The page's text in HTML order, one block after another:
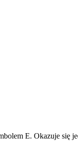
E. Okazuje się